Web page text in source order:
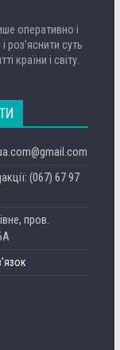
оперативно і
роз’яснити суть
країни і світу.
(067) 67 97
пров.